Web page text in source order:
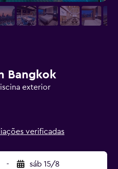
Bangkok
exterior
verificadas
- sáb 15/8